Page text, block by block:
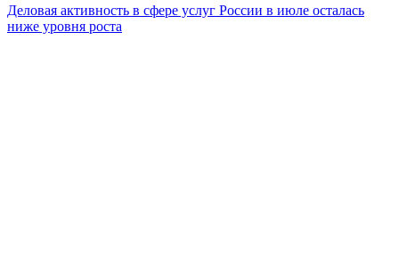
Деловая активность в сфере услуг России в июле осталась
ниже уровня роста